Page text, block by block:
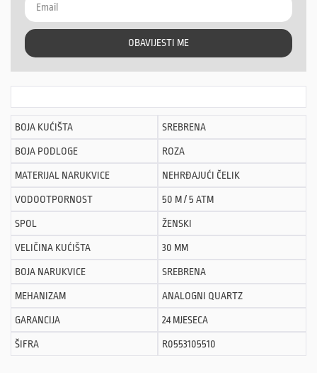
OBAVIJESTI ME
BOJA KUĆIŠTA SREBRENA
BOJA PODLOGE ROZA
MATERIJAL NARUKVICE NEHRĐAJUĆI ČELIK
VODOOTPORNOST 50 M / 5 ATM
SPOL ŽENSKI
VELIČINA KUĆIŠTA 30 MM
BOJA NARUKVICE SREBRENA
MEHANIZAM ANALOGNI QUARTZ
GARANCIJA 24 MJESECA
ŠIFRA R0553105510